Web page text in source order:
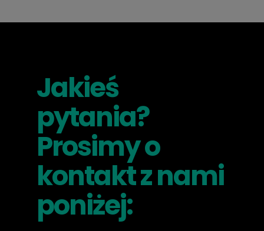
Jakieś
pytania?
Prosimy o
kontakt z nami
poniżej: